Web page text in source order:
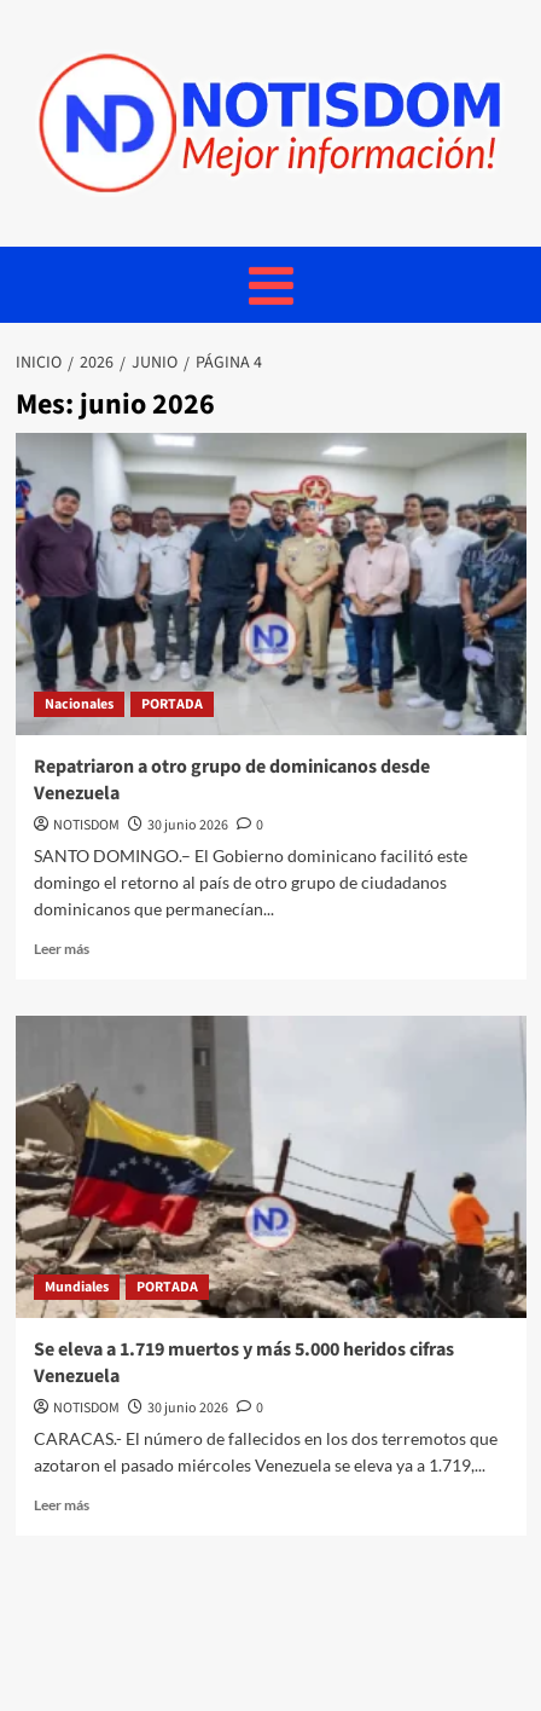
INICIO 2026 JUNIO PÁGINA 4
Mes:junio 2026
Nacionales PORTADA
Repatriaron a otro grupo de dominicanos desde
Venezuela
NOTISDOM 30 junio 2026
0
SANTO DOMINGO.– El Gobierno dominicano facilitó este
domingo el retorno al país de otro grupo de ciudadanos
dominicanos que permanecían...
Leer más
Mundiales PORTADA
Se eleva a 1.719 muertos y más 5.000 heridos cifras
Venezuela
NOTISDOM 30 junio 2026
0
CARACAS.- El número de fallecidos en los dos terremotos que
azotaron el pasado miércoles Venezuela se eleva ya a 1.719,...
Leer más